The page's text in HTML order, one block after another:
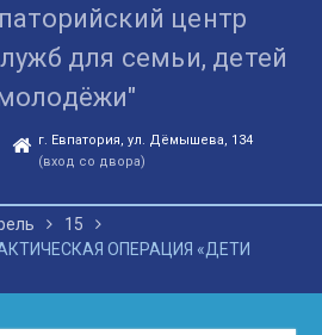
центр
для семьи, детей
г. Евпатория, ул. Дёмышева, 134
(вход со двора)
15
ОПЕРАЦИЯ «ДЕТИ